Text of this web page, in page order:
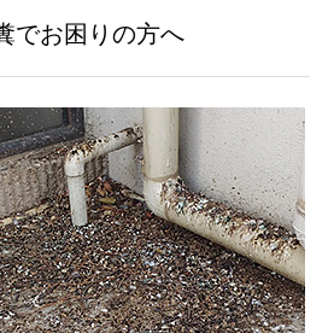
でお困りの方へ